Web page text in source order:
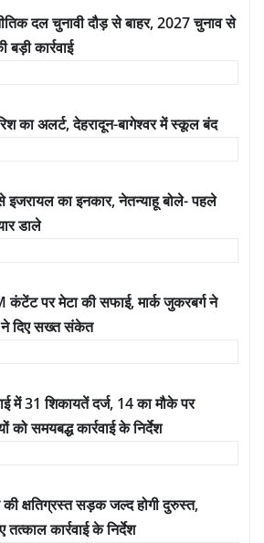
दल चुनावी दौड़ से बाहर, 2027 चुनाव से
कार्रवाई
का अलर्ट, देहरादून-बागेश्वर में स्कूल बंद
इजरायल का इनकार, नेतन्याहू बोले- पहले
डाले
पर मेटा की सफाई, मार्क जुकरबर्ग ने
ने दिए सख्त संकेत
में 31 शिकायतें दर्ज, 14 का मौके पर
को समयबद्ध कार्रवाई के निर्देश
क्षतिग्रस्त सड़क जल्द होगी दुरुस्त,
तत्काल कार्रवाई के निर्देश